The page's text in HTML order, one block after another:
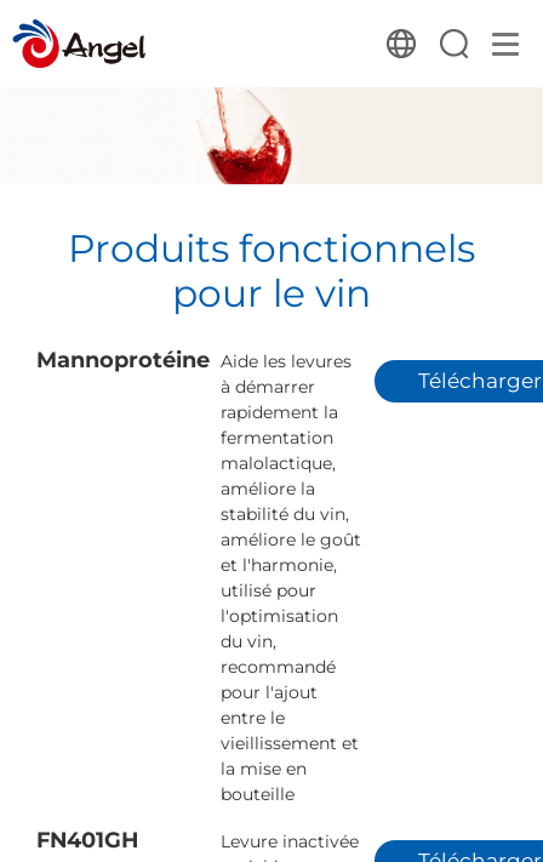
Produits fonctionnels
pour le vin
Mannoprotéine Aide les levures
à démarrer
rapidement la
fermentation
malolactique,
améliore la
stabilité du vin,
améliore le goût
et l'harmonie,
utilisé pour
l'optimisation
du vin,
recommandé
pour l'ajout
entre le
vieillissement et
la mise en
bouteille
Télécharger
FN401GH
Levure inactivée